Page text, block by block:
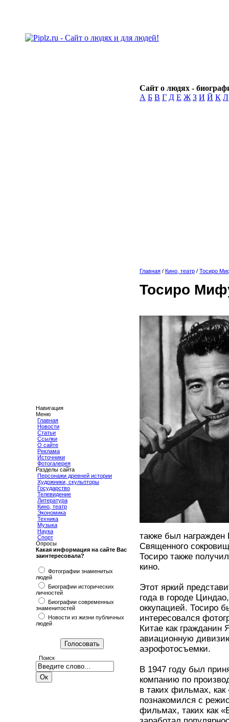
Сайт о людях -
А Б В Г Д Е Ж З И Й К Л
Навигация
Меню
Главная
Новости
Статьи
Ссылки
О сайте
Реклама
Источники
Фотогалерея
Разделы сайта
Персонажи древней истории
Художники, скульпторы
Государство
Телевидение
Литература
Кино, театр
Экономика
Техника
Музыка
Наука
Спорт
Опросы
Какая информация на сайте Вас
заинтересовала?
Фотографии знаменитых
людей
Биографии исторических
личностей
Биографии современных
знаменитостей
Новости из жизни публичных
людей
Поиск
Главная / Кино, театр / Тосиро
Тосиро
также был
Священного
Тосиро также
кино.
Этот яркий
года в городе
оккупацией. Тосиро
интересовался
Китае как
авиационную
аэрофотосъемки.
В 1947 году был
компанию по
в таких фильмах,
познакомился с
фильмах, таких как